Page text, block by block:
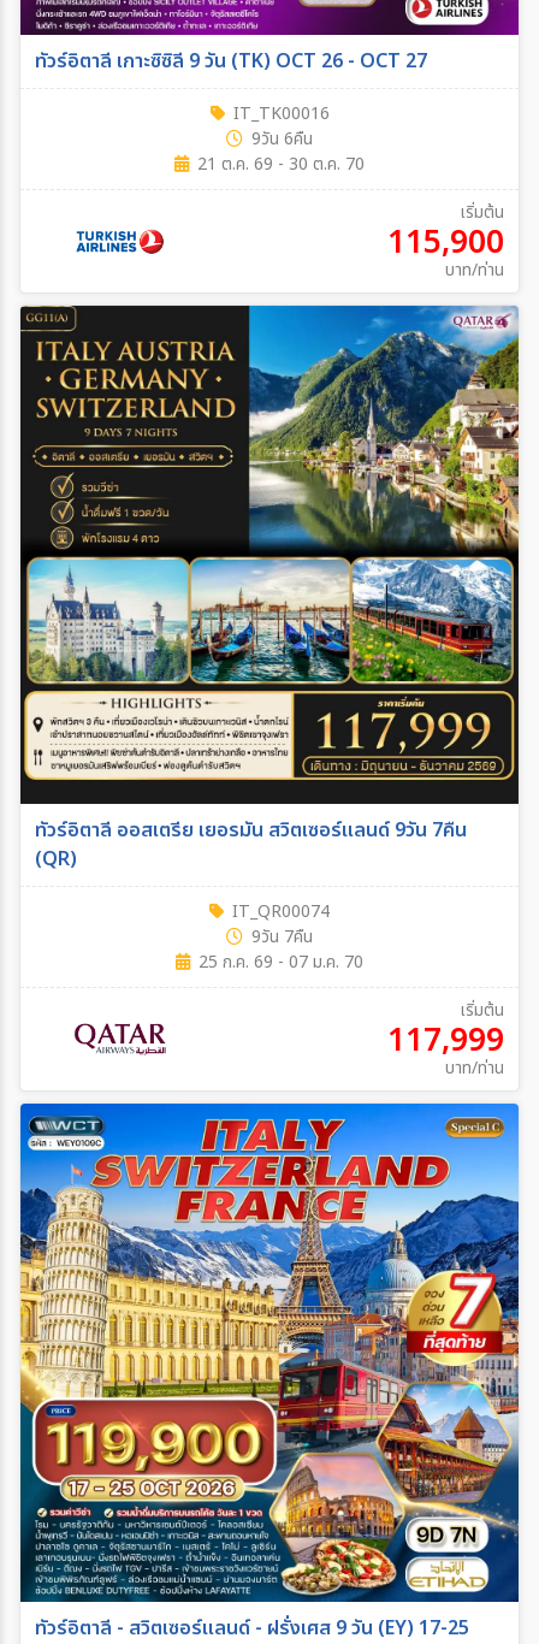
ทัวร์อิตาลี เกาะซิซิลี 9 วัน (TK) OCT 26 - OCT 27
IT_TK00016
9วัน 6คืน
21 ต.ค. 69 - 30 ต.ค. 70
เริ่มต้น
115,900
บาท/ท่าน
ทัวร์อิตาลี ออสเตรีย เยอรมัน สวิตเซอร์แลนด์ 9วัน 7คืน
(QR)
IT_QR00074
9วัน 7คืน
25 ก.ค. 69 - 07 ม.ค. 70
เริ่มต้น
117,999
บาท/ท่าน
ทัวร์อิตาลี - สวิตเซอร์แลนด์ - ฝรั่งเศส 9 วัน (EY) 17-25